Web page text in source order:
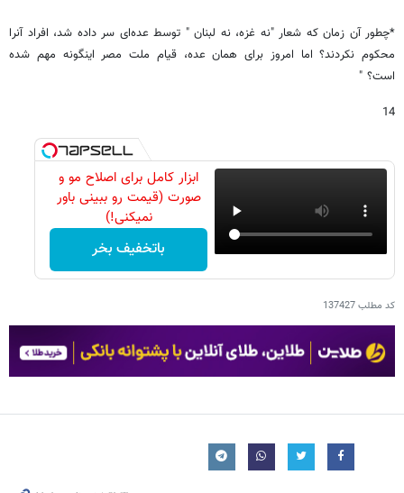
*چطور آن زمان که شعار "نه غزه، نه لبنان " توسط عده‌ای سر داده شد، افراد آنرا
محکوم نکردند؟ اما امروز برای همان عده، قیام ملت مصر اینگونه مهم شده
است؟ "
14
ابزار کامل برای اصلاح مو و
صورت (قیمت رو ببینی باور
نمیکنی!)
باتخفیف بخر
کد مطلب137427